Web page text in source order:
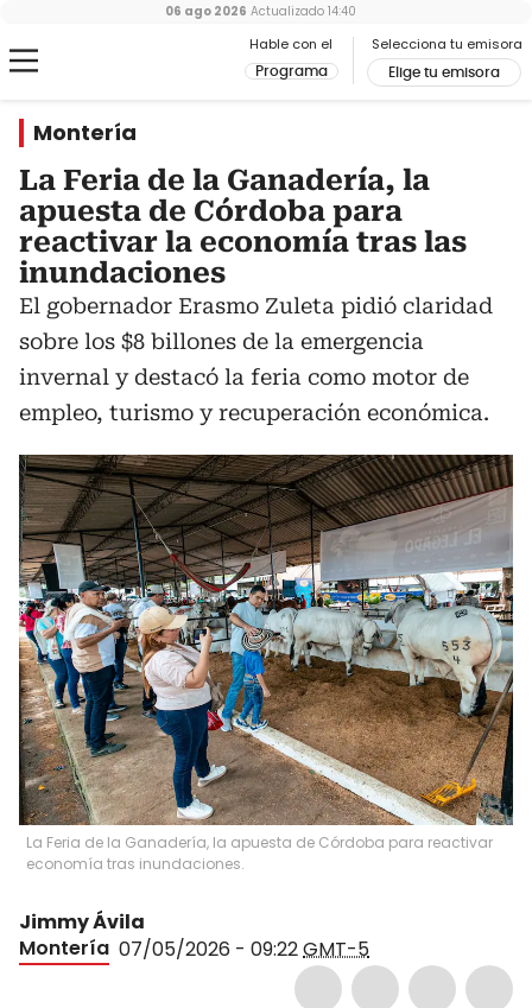
Hable con el
Programa
Selecciona tu emisora
Elige tu emisora
06 ago 2026 Actualizado 14:40
Montería
La Feria de la Ganadería, la
apuesta de Córdoba para
reactivar la economía tras las
inundaciones
El gobernador Erasmo Zuleta pidió claridad
sobre los $8 billones de la emergencia
invernal y destacó la feria como motor de
empleo, turismo y recuperación económica.
La Feria de la Ganadería, la apuesta de Córdoba para reactivar
economía tras inundaciones.
Jimmy Ávila
Montería 07/05/2026 - 09:22GMT-5